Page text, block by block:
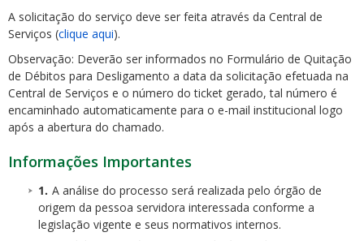
A solicitação do serviço deve ser feita através da Central de
Serviços (clique aqui).
Observação: Deverão ser informados no Formulário de Quitação
de Débitos para Desligamento a data da solicitação efetuada na
Central de Serviços e o número do ticket gerado, tal número é
encaminhado automaticamente para o e-mail institucional logo
após a abertura do chamado.
Informações Importantes
A análise do processo será realizada pelo órgão de
origem da pessoa servidora interessada conforme a
legislação vigente e seus normativos internos.